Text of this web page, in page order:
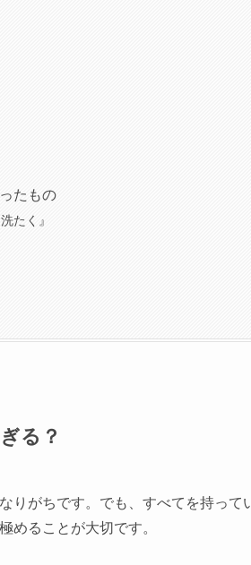
たもの
たく』
る？
りがちです。でも、すべてを持って
ることが大切です。